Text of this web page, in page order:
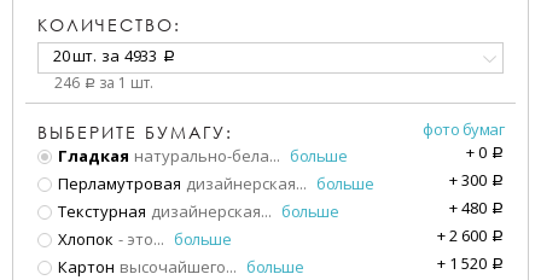
КОЛИЧЕСТВО:
20 шт. за 4933 a
246 a за 1 шт.
ВЫБЕРИТЕ БУМАГУ:
фото бумаг
Гладкая натурально-бела... больше +0 a
Перламутровая дизайнерская... больше +300 a
Текстурная дизайнерская... больше +480 a
Хлопок - это... больше +2 600 a
Картон высочайшего... больше + 1 520 a